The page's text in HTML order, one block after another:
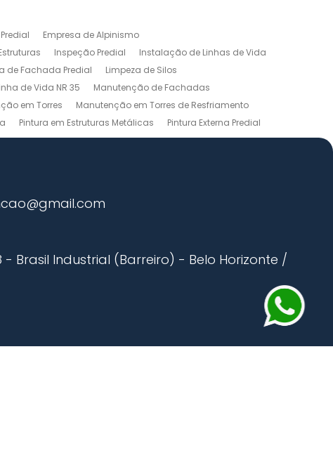
Empresa de Alpinismo
Inspeção Predial
Instalação de Linhas de Vida
de Fachada Predial
Limpeza de Silos
de Vida NR 35
Manutenção de Fachadas
em Torres
Manutenção em Torres de Resfriamento
Pintura em Estruturas Metálicas
Pintura Externa Predial
Serviços em Altura
Soldagem em Altura
- Brasil Industrial (Barreiro) - Belo Horizonte /